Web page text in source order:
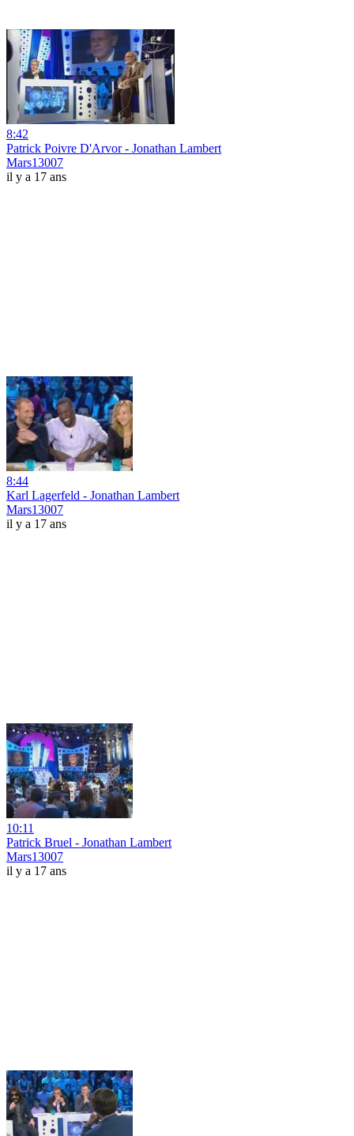
8:42
Patrick Poivre D'Arvor - Jonathan Lambert
Mars13007
il y a 17 ans
8:44
Karl Lagerfeld - Jonathan Lambert
Mars13007
il y a 17 ans
10:11
Patrick Bruel - Jonathan Lambert
Mars13007
il y a 17 ans